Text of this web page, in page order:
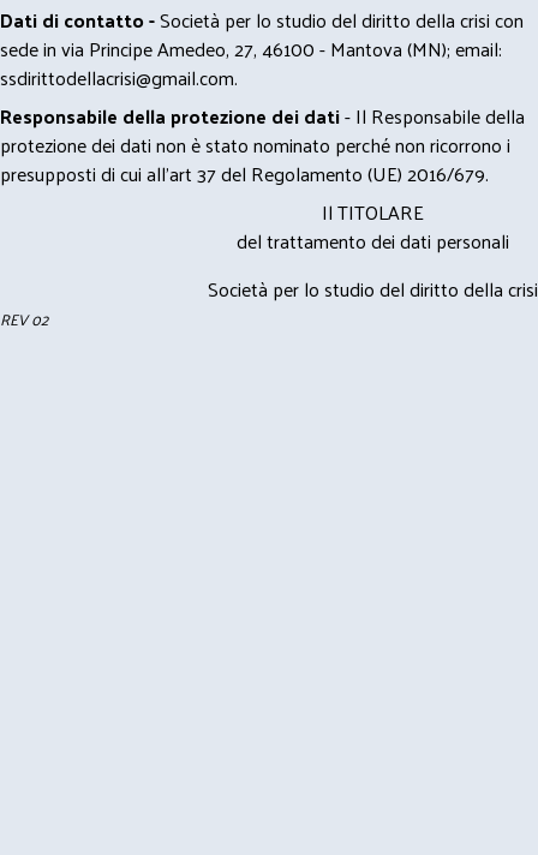
Dati di contatto -Società per lo studio del diritto della crisi con
sede in via Principe Amedeo, 27, 46100 - Mantova (MN); email:
ssdirittodellacrisi@gmail.com.
Responsabile della protezione dei dati- Il Responsabile della
protezione dei dati non è stato nominato perché non ricorrono i
presupposti di cui all’art 37 del Regolamento (UE) 2016/679.
Il TITOLARE
del trattamento dei dati personali
Società per lo studio del diritto della crisi
REV 02